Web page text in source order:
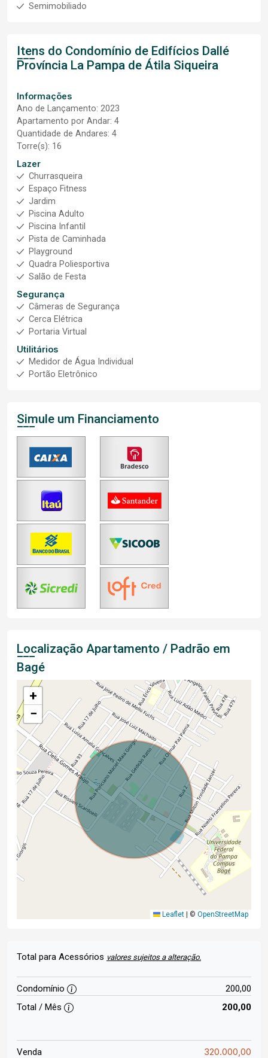
Semimobiliado
Itens do Condomínio de Edifícios Dallé
Província La Pampa de Átila Siqueira
Informações
Ano de Lançamento: 2023
Apartamento por Andar: 4
Quantidade de Andares: 4
Torre(s): 16
Lazer
Churrasqueira
Espaço Fitness
Jardim
Piscina Adulto
Piscina Infantil
Pista de Caminhada
Playground
Quadra Poliesportiva
Salão de Festa
Segurança
Câmeras de Segurança
Cerca Elétrica
Portaria Virtual
Utilitários
Medidor de Água Individual
Portão Eletrônico
Simule um Financiamento
Localização Apartamento / Padrão em
Bagé
+
−
Leaflet © OpenStreetMap
Total para Acessórios valores sujeitos a alteração.
Condomínio
200,00
Total / Mês
200,00
Venda 320.000,00